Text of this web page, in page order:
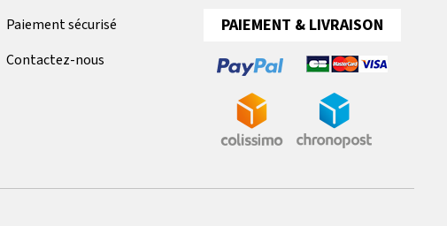
Paiement sécurisé
Contactez-nous
PAIEMENT & LIVRAISON